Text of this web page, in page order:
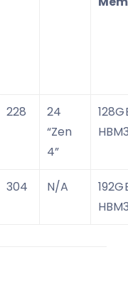
228
24
“Zen
4”
304 N/A